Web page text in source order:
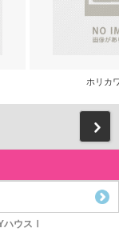
ホリカ
ハウスⅠ